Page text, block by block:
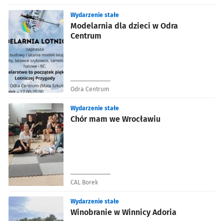
Modelarnia dla dzieci w Odra
Centrum
Wydarzenie stałe
Odra Centrum
Chór mam we Wrocławiu
Wydarzenie stałe
CAL Borek
Winobranie w Winnicy Adoria
Wydarzenie stałe